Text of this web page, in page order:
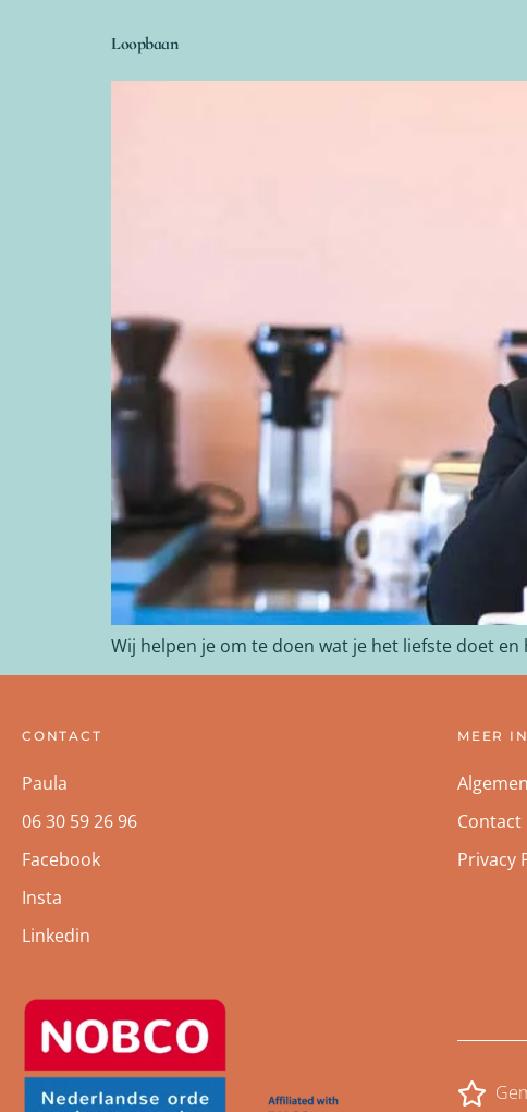
Loopbaan
Wij helpen je om te doen wat je het liefste doet
CONTACT
Paula
06 30 59 26 96
Facebook
Insta
Linkedin
MEER
Contact
Privacy